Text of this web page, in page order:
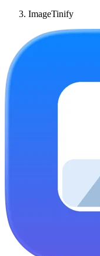
ImageTinify